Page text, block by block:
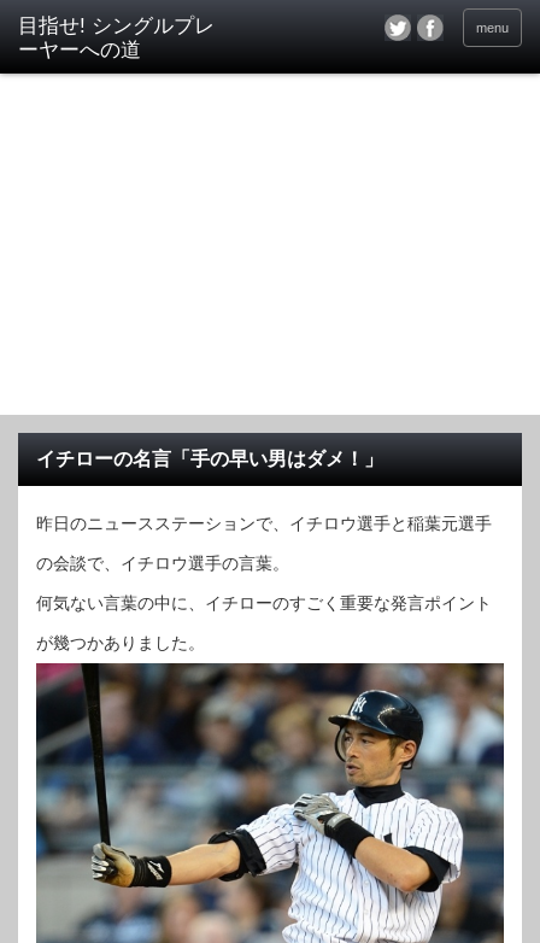
目指せ! シングルプレ
ーヤーへの道
menu
イチローの名言「手の早い男はダメ！」
昨日のニュースステーションで、イチロウ選手と稲葉元選手
の会談で、イチロウ選手の言葉。
何気ない言葉の中に、イチローのすごく重要な発言ポイント
が幾つかありました。